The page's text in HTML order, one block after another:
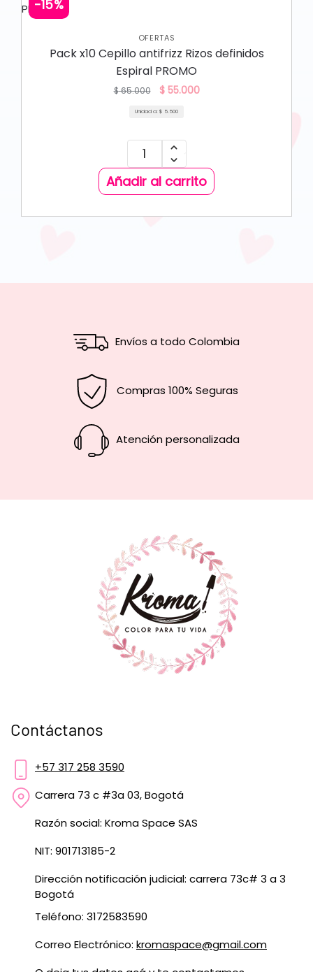
-15%
OFERTAS
Pack x10 Cepillo antifrizz Rizos definidos
Espiral PROMO
$65.000 $55.000
Unidad a: $ 5.500
Añadir al carrito
Envíos a todo Colombia
Compras 100% Seguras
Atención personalizada
Contáctanos
+57 317 258 3590
Carrera 73 c #3a 03, Bogotá
Razón social: Kroma Space SAS
NIT: 901713185-2
Dirección notificación judicial: carrera 73c# 3 a 3
Bogotá
Teléfono: 3172583590
Correo Electrónico: kromaspace@gmail.com